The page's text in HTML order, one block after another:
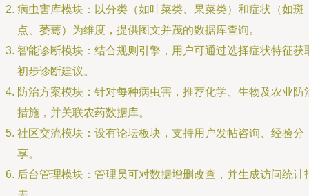
病虫害库模块：以分类（如叶菜类、果菜类）和症状（如斑
点、萎蔫）为维度，提供图文并茂的数据库查询。
智能诊断模块：结合规则引擎，用户可通过选择症状特征获
初步诊断建议。
防治方案模块：针对每种病虫害，推荐化学、生物及农业防
措施，并关联农药数据库。
社区交流模块：设有论坛板块，支持用户发帖咨询、经验分
享。
后台管理模块：管理员可对数据增删改查，并生成访问统计